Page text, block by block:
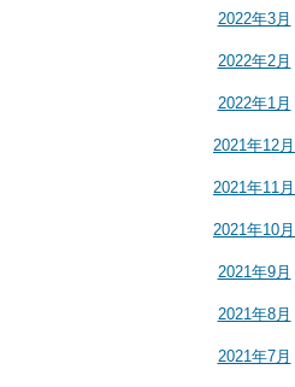
2022年3月
2022年2月
2022年1月
2021年12月
2021年11月
2021年10月
2021年9月
2021年8月
2021年7月